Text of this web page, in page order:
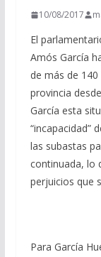
10/08/2017
El
Amós García
de más de
provincia
García esta
“incapacidad”
las subastas
continuada, lo
perjuicios que
Para García